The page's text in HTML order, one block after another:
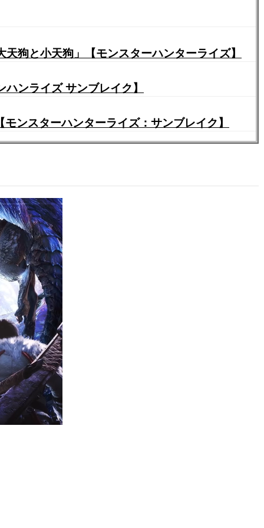
狗と小天狗」【モンスターハンターライズ】
ンライズ サンブレイク】
ンスターハンターライズ：サンブレイク】